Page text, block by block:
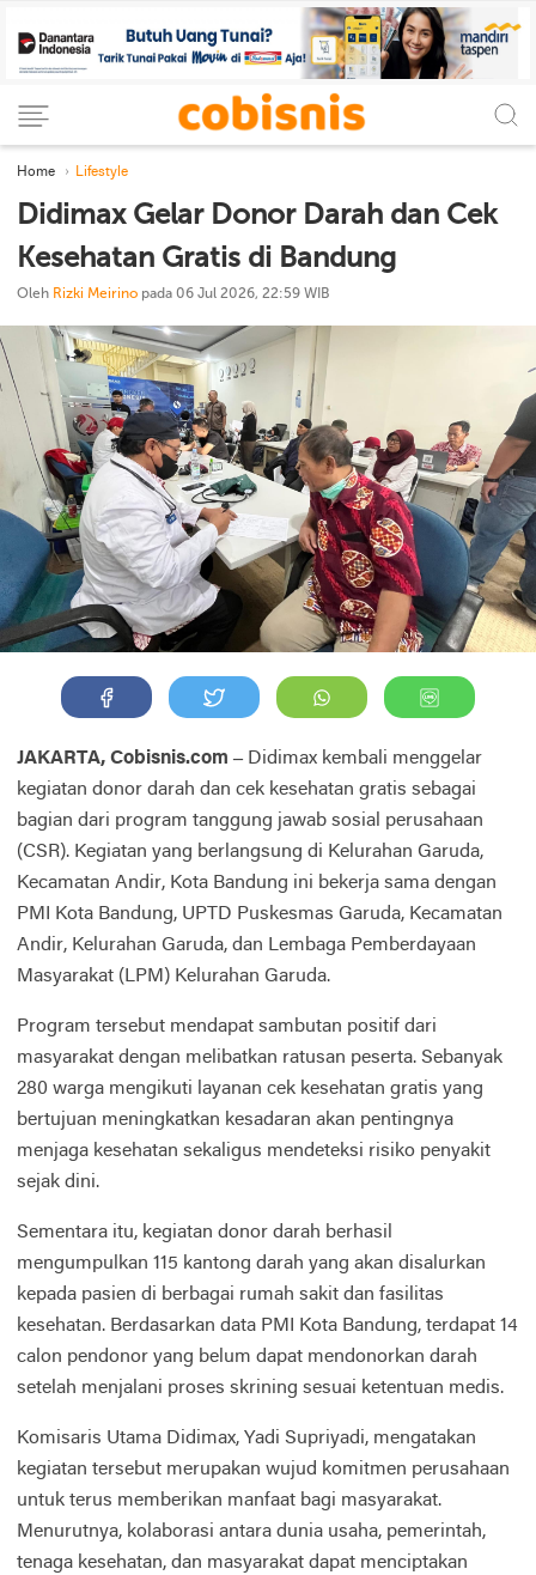
Home Lifestyle
Didimax Gelar Donor Darah dan Cek
Kesehatan Gratis di Bandung
Oleh Rizki Meirino pada 06 Jul 2026, 22:59 WIB
JAKARTA, Cobisnis.com – Didimax kembali menggelar
kegiatan donor darah dan cek kesehatan gratis sebagai
bagian dari program tanggung jawab sosial perusahaan
(CSR). Kegiatan yang berlangsung di Kelurahan Garuda,
Kecamatan Andir, Kota Bandung ini bekerja sama dengan
PMI Kota Bandung, UPTD Puskesmas Garuda, Kecamatan
Andir, Kelurahan Garuda, dan Lembaga Pemberdayaan
Masyarakat (LPM) Kelurahan Garuda.
Program tersebut mendapat sambutan positif dari
masyarakat dengan melibatkan ratusan peserta. Sebanyak
280 warga mengikuti layanan cek kesehatan gratis yang
bertujuan meningkatkan kesadaran akan pentingnya
menjaga kesehatan sekaligus mendeteksi risiko penyakit
sejak dini.
Sementara itu, kegiatan donor darah berhasil
mengumpulkan 115 kantong darah yang akan disalurkan
kepada pasien di berbagai rumah sakit dan fasilitas
kesehatan. Berdasarkan data PMI Kota Bandung, terdapat 14
calon pendonor yang belum dapat mendonorkan darah
setelah menjalani proses skrining sesuai ketentuan medis.
Komisaris Utama Didimax, Yadi Supriyadi, mengatakan
kegiatan tersebut merupakan wujud komitmen perusahaan
untuk terus memberikan manfaat bagi masyarakat.
Menurutnya, kolaborasi antara dunia usaha, pemerintah,
tenaga kesehatan, dan masyarakat dapat menciptakan